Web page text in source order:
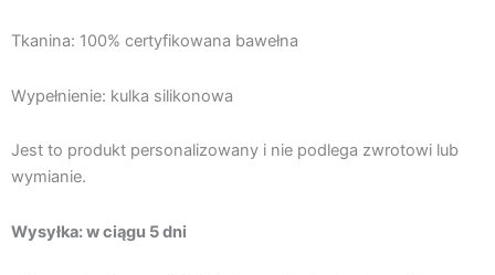
Tkanina: 100% certyfikowana bawełna
Wypełnienie: kulka silikonowa
Jest to produkt personalizowany i nie podlega zwrotowi lub
wymianie.
Wysyłka: w ciągu 5 dni